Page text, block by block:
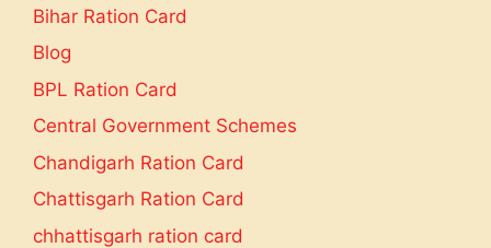
Bihar Ration Card
Blog
BPL Ration Card
Central Government Schemes
Chandigarh Ration Card
Chattisgarh Ration Card
chhattisgarh ration card